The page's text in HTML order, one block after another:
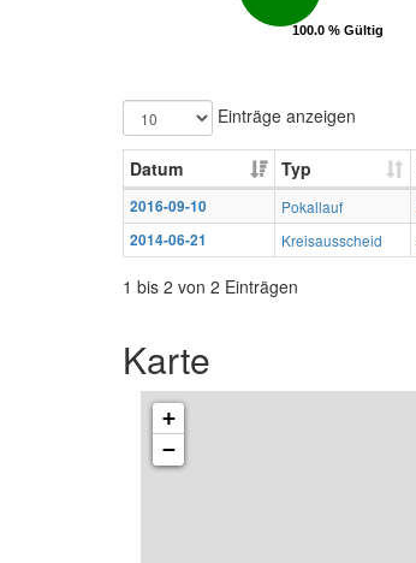
100.0 % Gültig
100.0 % Gültig
Einträge anzeigen
Datum Typ
2016-09-10 Pokallauf
2014-06-21
Kreisausscheid
1 bis 2 von 2 Einträgen
Karte
+
−